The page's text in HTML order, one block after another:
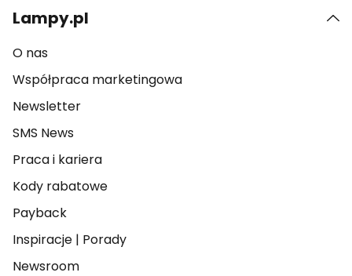
Lampy.pl
O nas
Współpraca marketingowa
Newsletter
SMS News
Praca i kariera
Kody rabatowe
Payback
Inspiracje | Porady
Newsroom